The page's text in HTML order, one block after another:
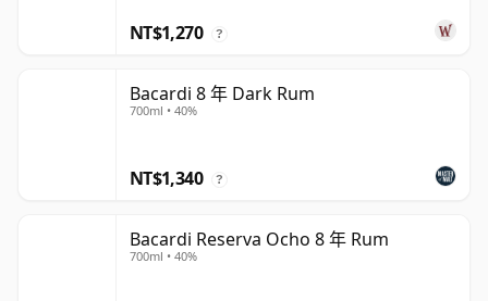
NT$1,270 ?
Bacardi 8 年 Dark Rum
700ml • 40%
NT$1,340 ?
Bacardi Reserva Ocho 8 年 Rum
700ml • 40%